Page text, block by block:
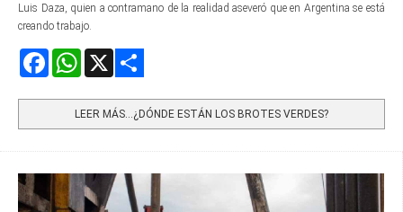
Luis Daza, quien a contramano de la realidad aseveró que en Argentina se está
creando trabajo.
FacebookWhatsApp
LEER MÁS…¿DÓNDE ESTÁN LOS BROTES VERDES?